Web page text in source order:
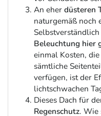
An eherdüsteren
naturgemäß noch
Beleuchtung hier
einmal Kosten,
sämtliche
verfügen, ist der
lichtschwachen
Dieses Dach für
Regenschutz. Wie